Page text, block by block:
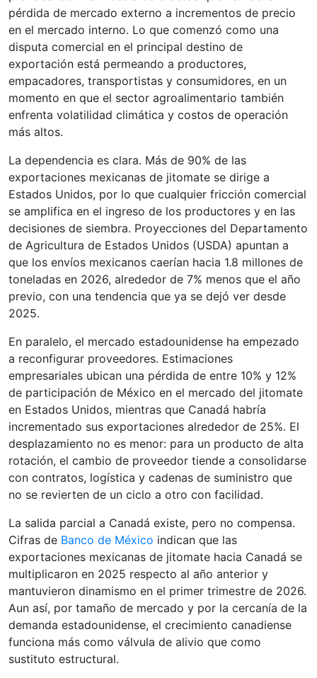
pérdida de mercado externo a incrementos de precio
en el mercado interno. Lo que comenzó como una
disputa comercial en el principal destino de
exportación está permeando a productores,
empacadores, transportistas y consumidores, en un
momento en que el sector agroalimentario también
enfrenta volatilidad climática y costos de operación
más altos.
La dependencia es clara. Más de 90% de las
exportaciones mexicanas de jitomate se dirige a
Estados Unidos, por lo que cualquier fricción comercial
se amplifica en el ingreso de los productores y en las
decisiones de siembra. Proyecciones del Departamento
de Agricultura de Estados Unidos (USDA) apuntan a
que los envíos mexicanos caerían hacia 1.8 millones de
toneladas en 2026, alrededor de 7% menos que el año
previo, con una tendencia que ya se dejó ver desde
2025.
En paralelo, el mercado estadounidense ha empezado
a reconfigurar proveedores. Estimaciones
empresariales ubican una pérdida de entre 10% y 12%
de participación de México en el mercado del jitomate
en Estados Unidos, mientras que Canadá habría
incrementado sus exportaciones alrededor de 25%. El
desplazamiento no es menor: para un producto de alta
rotación, el cambio de proveedor tiende a consolidarse
con contratos, logística y cadenas de suministro que
no se revierten de un ciclo a otro con facilidad.
La salida parcial a Canadá existe, pero no compensa.
Cifras de Banco de México indican que las
exportaciones mexicanas de jitomate hacia Canadá se
multiplicaron en 2025 respecto al año anterior y
mantuvieron dinamismo en el primer trimestre de 2026.
Aun así, por tamaño de mercado y por la cercanía de la
demanda estadounidense, el crecimiento canadiense
funciona más como válvula de alivio que como
sustituto estructural.